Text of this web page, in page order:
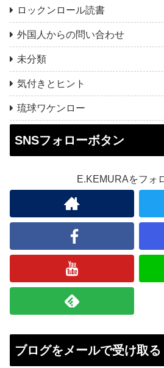
ロックンロール読書
外国人からの問い合わせ
未分類
気付きとヒント
琉球ワケンロー
SNSフォローボタン
E.KEMURAをフォ
ブログをメールで受け取る